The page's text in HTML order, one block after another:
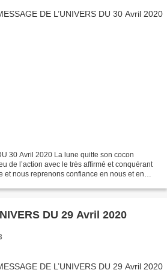
30 Avril 2020 La lune quitte son cocon
de l’action avec le très affirmé et conquérant
et nous reprenons confiance en nous et en
DU 29 Avril 2020